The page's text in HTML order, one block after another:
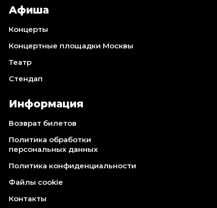
Афиша
Концерты
Концертные площадки Москвы
Театр
Стендап
Информация
Возврат билетов
Политика обработки
персональных данных
Политика конфиденциальности
Файлы cookie
Контакты